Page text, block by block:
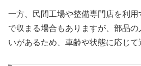
一方、民間工場や整備専門店を利用
で収まる場合もありますが、部品
いがあるため、車齢や状態に応じて